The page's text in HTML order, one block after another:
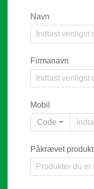
Navn
Firmanavn
Mobil
Code
Påkrævet produkt